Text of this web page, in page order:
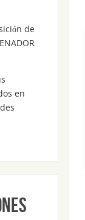
de
en